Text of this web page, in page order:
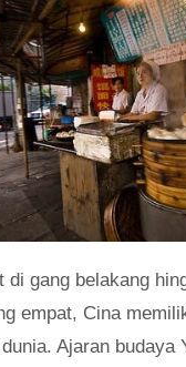
di gang belakang
empat, Cina
Ajaran budaya